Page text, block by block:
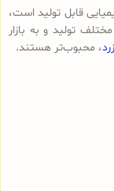
قابل تولید است،
تولید و به بازار
، محبوب‌تر هستند.